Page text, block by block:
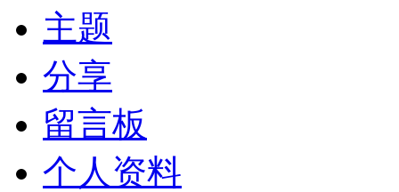
主题
分享
留言板
个人资料